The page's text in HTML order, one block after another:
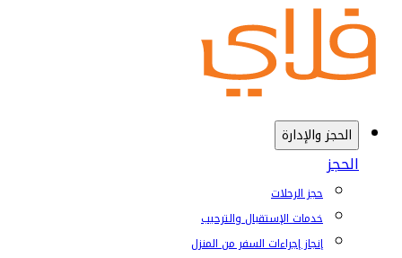
الحجز والإدارة
الحجز
حجز الرحلات
خدمات الإستقبال والترحيب
إنجاز إجراءات السفر من المنزل